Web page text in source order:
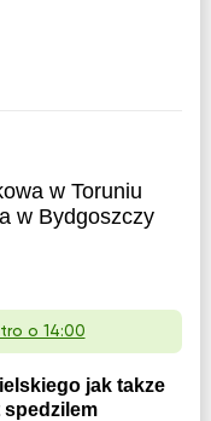
w Toruniu
w Bydgoszczy
o 14:00
jak takze
spedzilem